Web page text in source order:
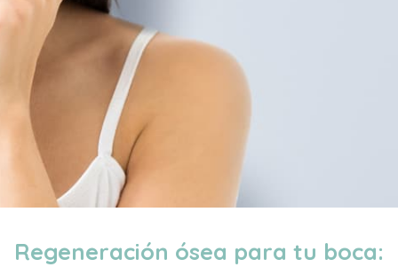
Regeneración ósea para tu boca: